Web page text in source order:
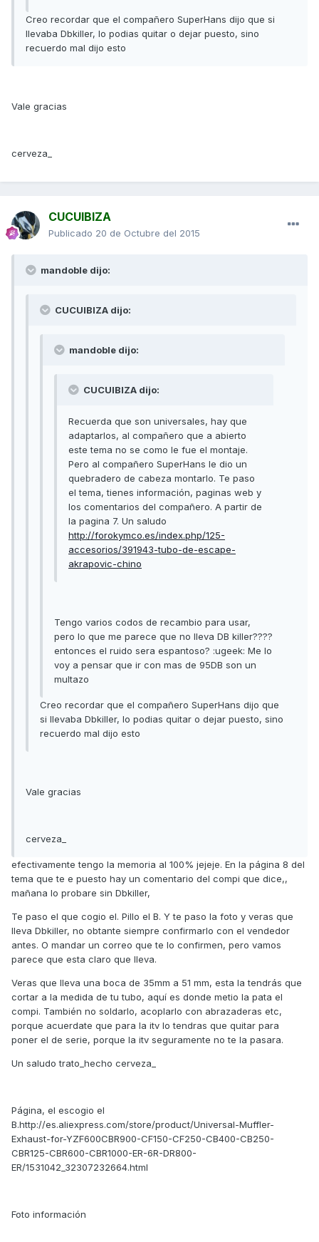
Creo recordar que el compañero SuperHans dijo que si
llevaba Dbkiller, lo podias quitar o dejar puesto, sino
recuerdo mal dijo esto
Vale gracias
cerveza_
CUCUIBIZA
Publicado 20 de Octubre del 2015
mandoble dijo:
CUCUIBIZA dijo:
mandoble dijo:
CUCUIBIZA dijo:
Recuerda que son universales, hay que
adaptarlos, al compañero que a abierto
este tema no se como le fue el montaje.
Pero al compañero SuperHans le dio un
quebradero de cabeza montarlo. Te paso
el tema, tienes información, paginas web y
los comentarios del compañero. A partir de
la pagina 7. Un saludo
http://forokymco.es/index.php/125-
accesorios/391943-tubo-de-escape-
akrapovic-chino
Tengo varios codos de recambio para usar,
pero lo que me parece que no lleva DB killer????
entonces el ruido sera espantoso? :ugeek: Me lo
voy a pensar que ir con mas de 95DB son un
multazo
Creo recordar que el compañero SuperHans dijo que
si llevaba Dbkiller, lo podias quitar o dejar puesto, sino
recuerdo mal dijo esto
Vale gracias
cerveza_
efectivamente tengo la memoria al 100% jejeje. En la página 8 del
tema que te e puesto hay un comentario del compi que dice,,
mañana lo probare sin Dbkiller,
Te paso el que cogio el. Pillo el B. Y te paso la foto y veras que
lleva Dbkiller, no obtante siempre confirmarlo con el vendedor
antes. O mandar un correo que te lo confirmen, pero vamos
parece que esta claro que lleva.
Veras que lleva una boca de 35mm a 51 mm, esta la tendrás que
cortar a la medida de tu tubo, aquí es donde metio la pata el
compi. También no soldarlo, acoplarlo con abrazaderas etc,
porque acuerdate que para la itv lo tendras que quitar para
poner el de serie, porque la itv seguramente no te la pasara.
Un saludo trato_hecho cerveza_
Página, el escogio el
B.http://es.aliexpress.com/store/product/Universal-Muffler-
Exhaust-for-YZF600CBR900-CF150-CF250-CB400-CB250-
CBR125-CBR600-CBR1000-ER-6R-DR800-
ER/1531042_32307232664.html
Foto información